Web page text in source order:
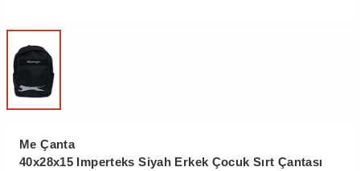
Me Çanta
40x28x15 Imperteks Siyah Erkek Çocuk Sırt Çantası